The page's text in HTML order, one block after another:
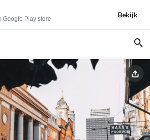
Google Play store
Bekijk